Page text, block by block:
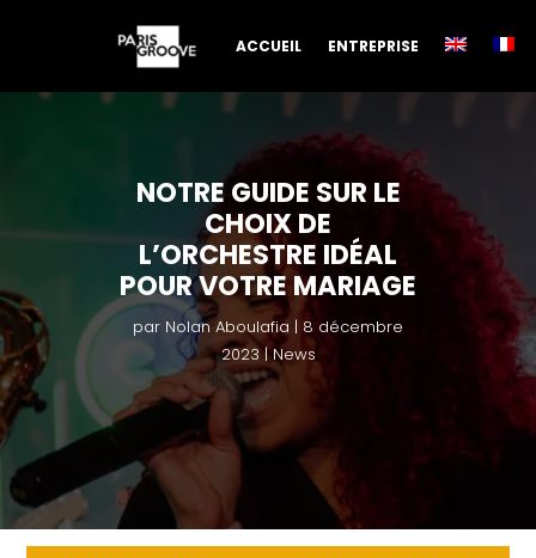
ACCUEIL ENTREPRISE
NOTRE GUIDE SUR LE
CHOIX DE
L’ORCHESTRE IDÉAL
POUR VOTRE MARIAGE
par Nolan Aboulafia
8 décembre
2023
News